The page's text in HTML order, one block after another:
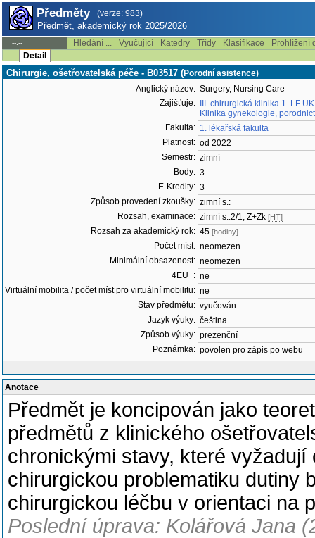
Předměty (verze: 983)
Předmět, akademický rok 2025/2026
--:-- Hledání ... Vyučující Katedry Třídy Klasifikace
Prohlížení
Detail
Chirurgie, ošetřovatelská péče - B03517 (Porodní asistence)
Anglický název: Surgery, Nursing Care
Zajišťuje:
III. chirurgická klinika 1. LF
Klinika gynekologie,
Fakulta: 1. lékařská fakulta
Platnost: od 2022
Semestr: zimní
Body: 3
E-Kredity: 3
Způsob provedení zkoušky: zimní s.:
Rozsah, examinace: zimní s.:2/1, Z+Zk [HT]
Rozsah za akademický rok: 45 [hodiny]
Počet míst: neomezen
Minimální obsazenost: neomezen
4EU+: ne
Virtuální mobilita / počet míst pro virtuální mobilitu: ne
Stav předmětu: vyučován
Jazyk výuky: čeština
Způsob výuky: prezenční
Poznámka: povolen pro zápis po webu
Anotace
Předmět je koncipován jako
předmětů z klinického
chronickými stavy, které
chirurgickou problematiku dutiny
chirurgickou léčbu v orientaci na
Poslední úprava: Kolářová Jana